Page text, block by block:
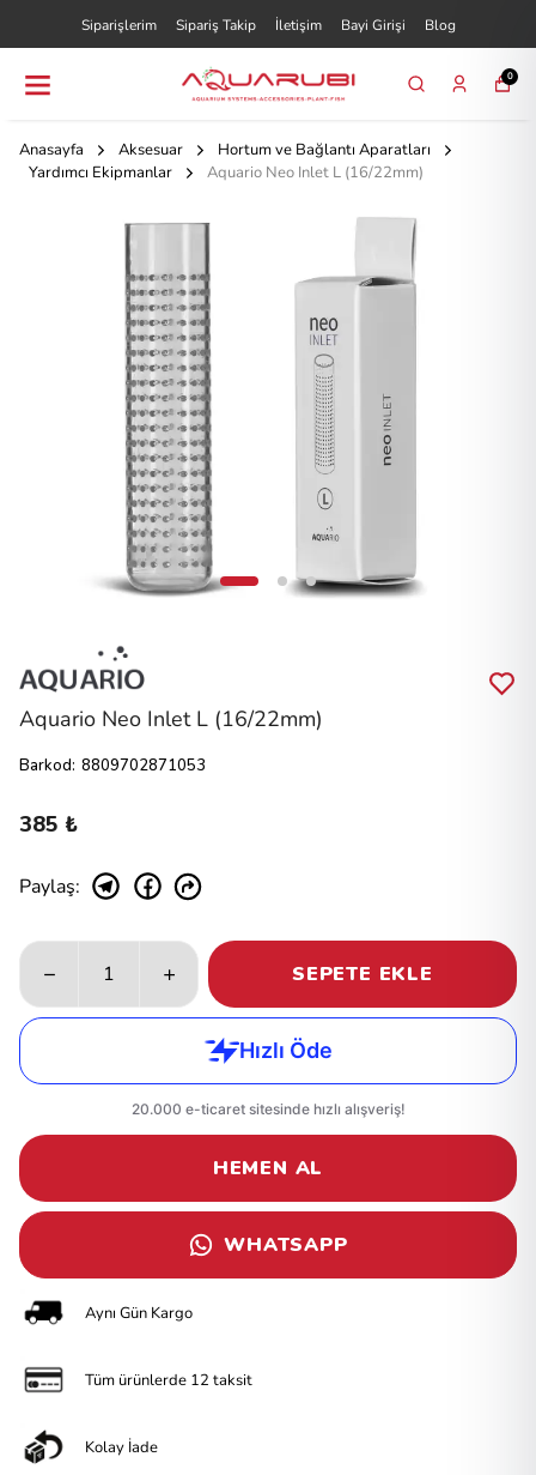
Siparişlerim Sipariş Takip İletişim Bayi Girişi Blog
0
Anasayfa Aksesuar
Hortum ve Bağlantı Aparatları
Yardımcı Ekipmanlar
Aquario Neo Inlet L (16/22mm)
Aquario Neo Inlet L (16/22mm)
Barkod: 8809702871053
385 ₺
Paylaş:
SEPETE EKLE
HEMEN AL
WHATSAPP
Aynı Gün Kargo
Tüm ürünlerde 12 taksit
Kolay İade